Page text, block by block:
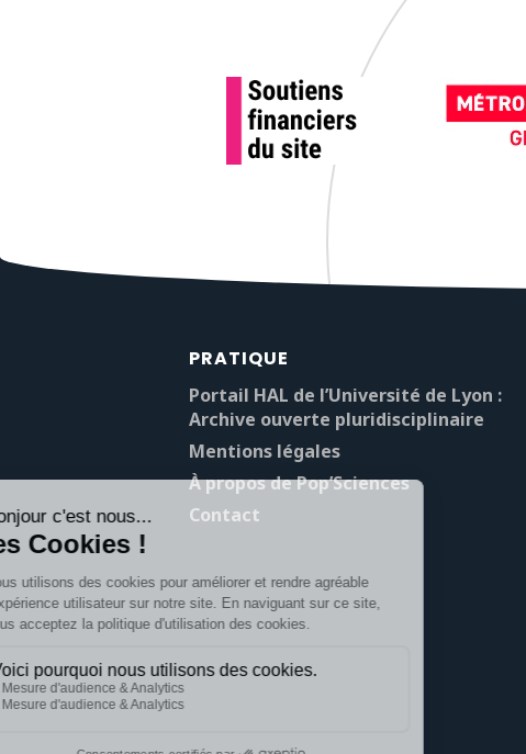
PRATIQUE
Portail HAL de l’Université de Lyon :
Archive ouverte pluridisciplinaire
Mentions légales
À propos de Pop’Sciences
Contact